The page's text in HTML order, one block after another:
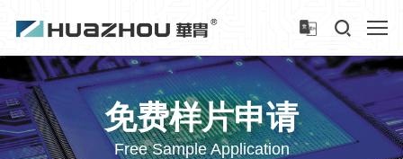
免费样片申请
Free Sample Application